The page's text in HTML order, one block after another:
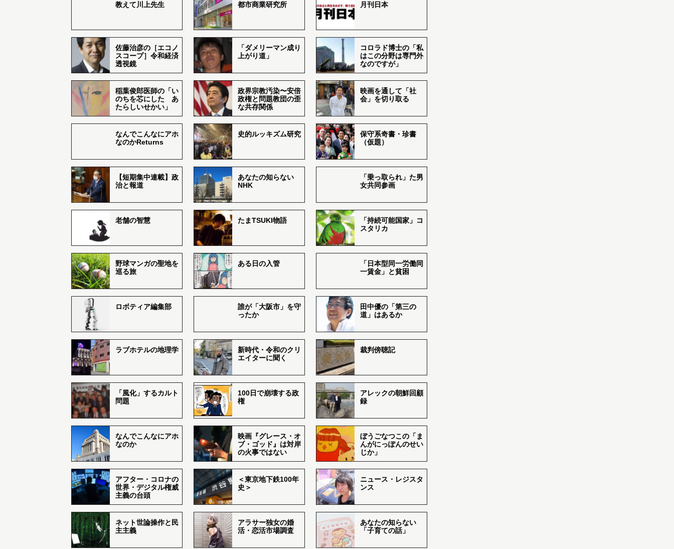
教えて川上先生 都市商業研究所 月刊日本
佐藤治彦の［エコノ
スコープ］令和経済
透視鏡
「ダメリーマン成り
上がり道」
コロラド博士の「私
はこの分野は専門外
なのですが」
稲葉俊郎医師の「い
のちを芯にした あ
たらしいせかい」
政界宗教汚染〜安倍
政権と問題教団の歪
な共存関係
映画を通して「社
会」を切り取る
なんでこんなにアホ
なのかReturns
史的ルッキズム研究
保守系奇書・珍書
（仮題）
【短期集中連載】政
治と報道
あなたの知らない
NHK
「乗っ取られ」た男
女共同参画
老舗の智慧 たまTSUKI物語
「持続可能国家」コ
スタリカ
野球マンガの聖地を
巡る旅
ある日の入管
「日本型同一労働同
一賃金」と貧困
ロボティア編集部
誰が「大阪市」を守
ったか
田中優の「第三の
道」はあるか
ラブホテルの地理学
新時代・令和のクリ
エイターに聞く
裁判傍聴記
「風化」するカルト
問題
100日で崩壊する政
権
アレックの朝鮮回顧
録
なんでこんなにアホ
なのか
映画『グレース・オ
ブ・ゴッド』は対岸
の火事ではない
ぼうごなつこの「ま
んがにっぽんのせい
じか」
アフター・コロナの
世界・デジタル権威
主義の台頭
＜東京地下鉄100年
史＞
ニュース・レジスタ
ンス
ネット世論操作と民
主主義
アラサー独女の婚
活・恋活市場調査
あなたの知らない
「子育ての話」